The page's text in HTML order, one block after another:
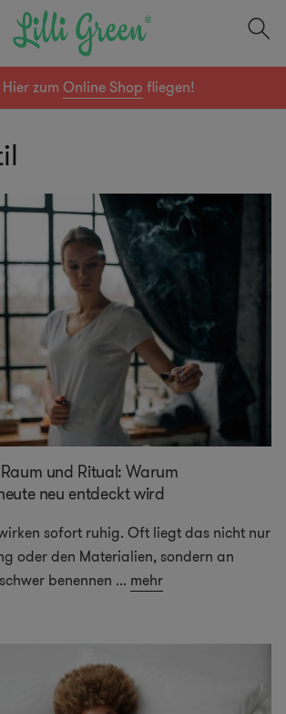
Hier zumOnline Shop fliegen!
und Ritual: Warum
neu entdeckt wird
sofort ruhig. Oft liegt das nicht nur
oder den Materialien, sondern an
benennen ... mehr